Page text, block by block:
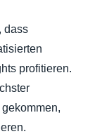
dass
profitieren.